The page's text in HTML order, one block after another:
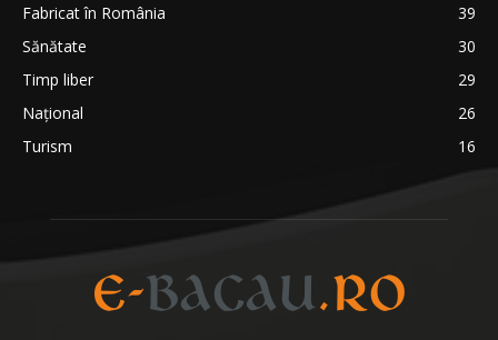
Fabricat în România
39
Sănătate
30
Timp liber
29
Național
26
Turism
16